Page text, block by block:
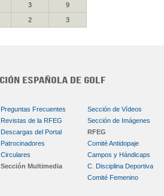
3 9
2 3
Preguntas Frecuentes
Revistas de la RFEG
Descargas del Portal
Patrocinadores
Circulares
Sección Multimedia
Sección de Vídeos
Sección de Imágenes
RFEG
Comité Antidopaje
Campos y Hándicaps
C. Disciplina Deportiva
Comité Femenino